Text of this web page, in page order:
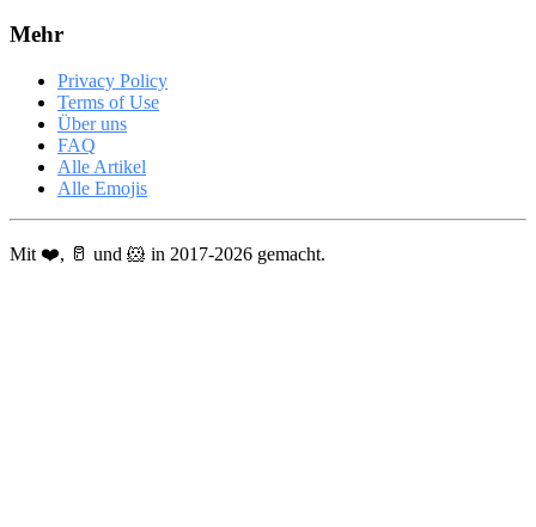
Mehr
Privacy Policy
Terms of Use
Über uns
FAQ
Alle Artikel
Alle Emojis
Mit ❤️, 🥛 und 🐹 in 2017-2026 gemacht.